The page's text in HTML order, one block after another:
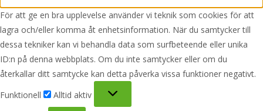
För att ge en bra upplevelse använder vi teknik som cookies för att
lagra och/eller komma åt enhetsinformation. När du samtycker till
dessa tekniker kan vi behandla data som surfbeteende eller unika
ID:n på denna webbplats. Om du inte samtycker eller om du
återkallar ditt samtycke kan detta påverka vissa funktioner negativt.
Funktionell
Alltid aktiv